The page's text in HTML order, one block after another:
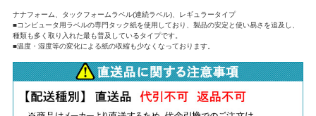
ナナフォーム、タックフォームラベル(連続ラベル)、レギュラータイプ
■コンピュータ用ラベルの専門タック紙を使用しており、製品の安定と使い易さを追及し、
種類も多く取り入れた最も普及しているタイプです。
■温度・湿度等の変化による紙の収縮も少なくなっております。